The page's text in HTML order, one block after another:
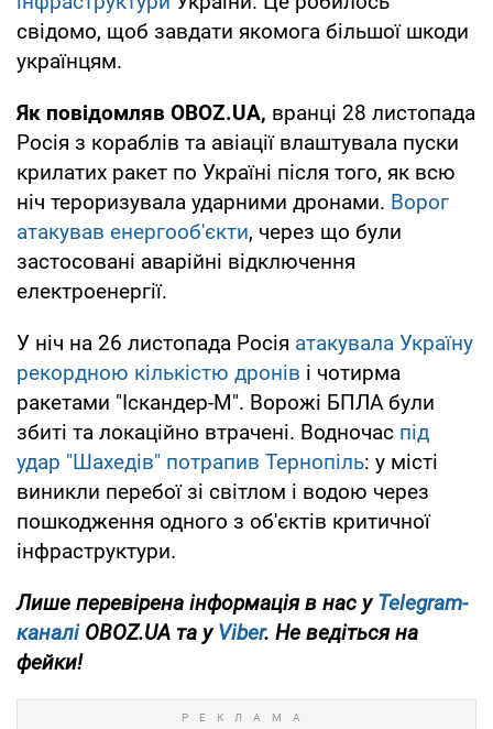
свідомо, щоб завдати якомога більшої шкоди
українцям.
Як повідомляв OBOZ.UA, вранці 28 листопада
Росія з кораблів та авіації влаштувала пуски
крилатих ракет по Україні після того, як всю
ніч тероризувала ударними дронами. Ворог
атакував енергооб'єкти, через що були
застосовані аварійні відключення
електроенергії.
У ніч на 26 листопада Росія атакувала Україну
рекордною кількістю дронів і чотирма
ракетами "Іскандер-М". Ворожі БПЛА були
збиті та локаційно втрачені. Водночас під
удар "Шахедів" потрапив Тернопіль: у місті
виникли перебої зі світлом і водою через
пошкодження одного з об'єктів критичної
інфраструктури.
Лише перевірена інформація в нас уTelegram-
каналіOBOZ.UA та уViber. Не ведіться на
фейки!